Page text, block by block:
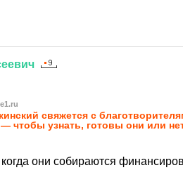
свяжется с
узнать, готовы они или
когда они собираются